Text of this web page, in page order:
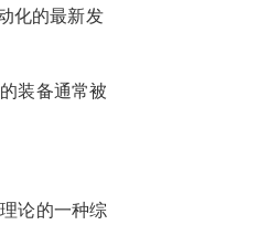
化的最新发
装备通常被
论的一种综